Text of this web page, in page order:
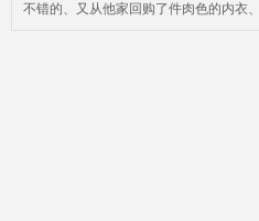
不错的、又从他家回购了件肉色的内衣、